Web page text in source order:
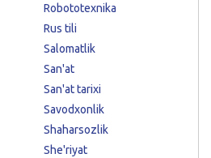
Robototexnika
Rus tili
Salomatlik
San'at
San'at tarixi
Savodxonlik
Shaharsozlik
She'riyat